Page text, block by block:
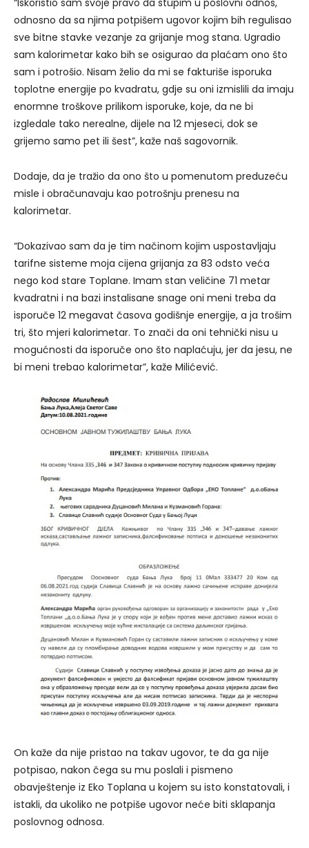
“Iskoristio sam svoje pravo da stupim u poslovni odnos,
odnosno da sa njima potpišem ugovor kojim bih regulisao
sve bitne stavke vezanje za grijanje mog stana. Ugradio
sam kalorimetar kako bih se osigurao da plaćam ono što
sam i potrošio. Nisam želio da mi se fakturiše isporuka
toplotne energije po kvadratu, gdje su oni izmislili da imaju
enormne troškove prilikom isporuke, koje, da ne bi
izgledale tako nerealne, dijele na 12 mjeseci, dok se
grijemo samo pet ili šest”, kaže naš sagovornik.
Dodaje, da je tražio da ono što u pomenutom preduzeću
misle i obračunavaju kao potrošnju prenesu na
kalorimetar.
“Dokazivao sam da je tim načinom kojim uspostavljaju
tarifne sisteme moja cijena grijanja za 83 odsto veća
nego kod stare Toplane. Imam stan veličine 71 metar
kvadratni i na bazi instalisane snage oni meni treba da
isporuče 12 megavat časova godišnje energije, a ja trošim
tri, što mjeri kalorimetar. To znači da oni tehnički nisu u
mogućnosti da isporuče ono što naplaćuju, jer da jesu, ne
bi meni trebao kalorimetar”, kaže Milićević.
On kaže da nije pristao na takav ugovor, te da ga nije
potpisao, nakon čega su mu poslali i pismeno
obavještenje iz Eko Toplana u kojem su isto konstatovali, i
istakli, da ukoliko ne potpiše ugovor neće biti sklapanja
poslovnog odnosa.